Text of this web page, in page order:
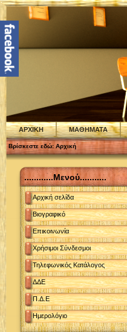
ΑΡΧΙΚΗ ΜΑΘΗΜΑΤΑ
Βρίσκεστε εδώ: Αρχική
............Μενού...........
Αρχική σελίδα
Βιογραφικό
Επικοινωνία
Χρήσιμοι Σύνδεσμοι
Τηλεφωνικός Κατάλογος
ΔΔΕ
Π.Δ.Ε
Ημερολόγιο